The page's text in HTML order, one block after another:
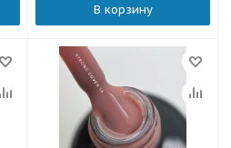
В корзину